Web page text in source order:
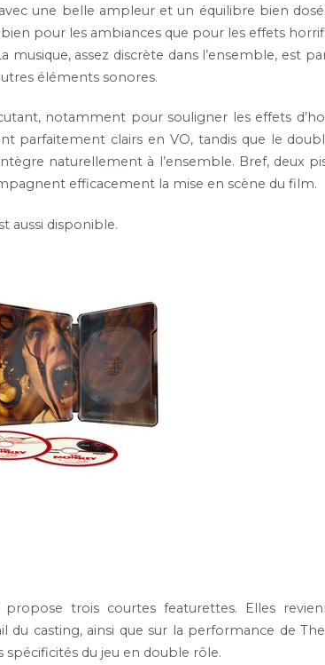
une belle ampleur et un équilibre bien
pour les ambiances que pour les effets
musique, assez discrète dans l’ensemble, est
éléments sonores.
notamment pour souligner les effets
parfaitement clairs en VO, tandis que le
naturellement à l’ensemble. Bref, deux
efficacement la mise en scène du film.
aussi disponible.
propose trois courtes featurettes. Elles
du casting, ainsi que sur la performance de
spécificités du jeu en double rôle.